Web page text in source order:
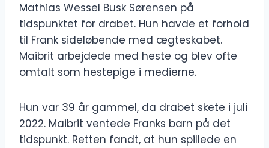
Mathias Wessel Busk Sørensen på
tidspunktet for drabet. Hun havde et forhold
til Frank sideløbende med ægteskabet.
Maibrit arbejdede med heste og blev ofte
omtalt som hestepige i medierne.
Hun var 39 år gammel, da drabet skete i juli
2022. Maibrit ventede Franks barn på det
tidspunkt. Retten fandt, at hun spillede en